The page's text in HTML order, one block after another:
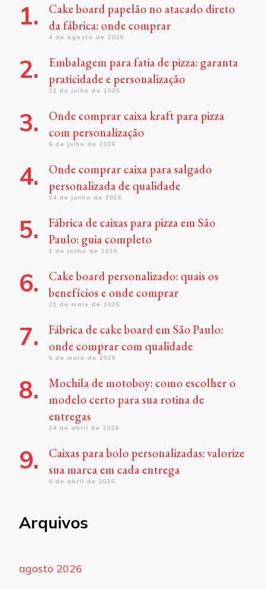
Cake board papelão no atacado direto
da fábrica: onde comprar
4 de agosto de 2026
Embalagem para fatia de pizza: garanta
praticidade e personalização
21 de julho de 2026
Onde comprar caixa kraft para pizza
com personalização
6 de julho de 2026
Onde comprar caixa para salgado
personalizada de qualidade
24 de junho de 2026
Fábrica de caixas para pizza em São
Paulo: guia completo
1 de junho de 2026
Cake board personalizado: quais os
benefícios e onde comprar
21 de maio de 2026
Fábrica de cake board em São Paulo:
onde comprar com qualidade
5 de maio de 2026
Mochila de motoboy: como escolher o
modelo certo para sua rotina de
entregas
24 de abril de 2026
Caixas para bolo personalizadas: valorize
sua marca em cada entrega
6 de abril de 2026
Arquivos
agosto 2026